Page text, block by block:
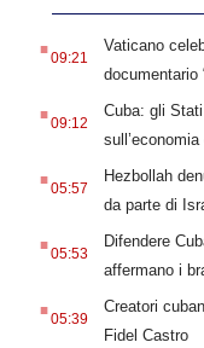
.09:21
Vaticano
documentario
.09:12
Cuba: gli
.05:57
Hezbollah
da parte di
.05:53
Difendere
affermano i
.05:39
Creatori
Fidel Castro